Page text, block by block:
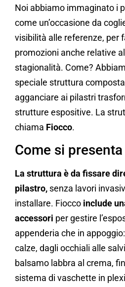
Noi abbiamo immaginato i
come un’occasione da
visibilità alle referenze, per
promozioni anche relative
stagionalità. Come?
speciale struttura
agganciare ai pilastri
strutture espositive. La
chiama Fiocco.
Come si
La struttura è da fissare
pilastro, senza lavori
installare. Fiocco include
accessori per gestire
appenderia che in
calze, dagli occhiali alle
balsamo labbra al crema,
sistema di vaschette in